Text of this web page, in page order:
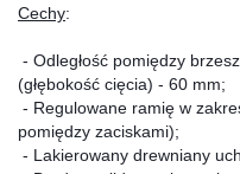
Cechy:
(głębokość cięcia) - 60 mm;
pomiędzy zaciskami);
- Lakierowany drewniany